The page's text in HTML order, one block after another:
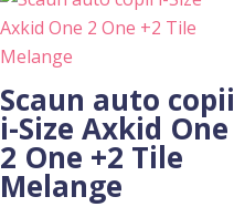
Scaun auto copii
i-Size Axkid One
2 One +2 Tile
Melange